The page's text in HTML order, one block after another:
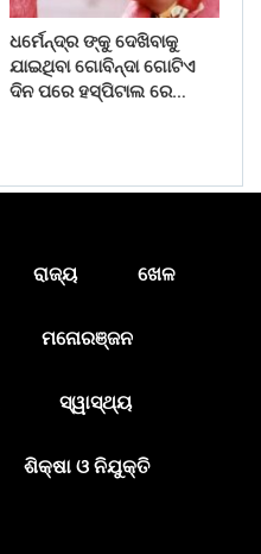
ଧର୍ମେନ୍ଦ୍ର ଙ୍କୁ ଦେଖିବାକୁ
ଯାଇଥିବା ଗୋବିନ୍ଦା ଗୋଟିଏ
ଦିନ ପରେ ହସ୍ପିଟାଲ ରେ…
ରାଜ୍ୟ ଖେଳ
ମନୋରଞ୍ଜନ
ସ୍ୱାସ୍ଥ୍ୟ
ଶିକ୍ଷା ଓ ନିଯୁକ୍ତି